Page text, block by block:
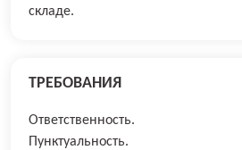
складе.
ТРЕБОВАНИЯ
Ответственность.
Пунктуальность.